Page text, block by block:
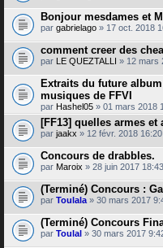
Bonjour mesdames et
par gabrielago » 17 oct. 2018
comment creer des
par LE QUEZTALLI » 12 mars
Extraits du future
musiques de FFVI
par Hashel05 » 01 mars 2018
[FF13] quelles armes et
par jaakx » 12 févr. 2018
Concours de drabbles.
par Maroix » 28 juin 2017
(Terminé) Concours :
par Toulala » 30 mars 2017
(Terminé) Concours
par Toulal » 30 mars 2017